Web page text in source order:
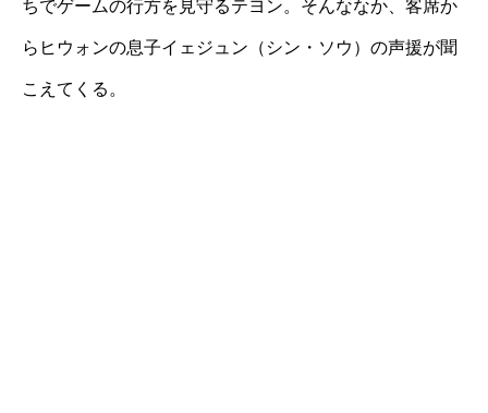
ちでゲームの行方を見守るテヨン。そんななか、客席か
らヒウォンの息子イェジュン（シン・ソウ）の声援が聞
こえてくる。